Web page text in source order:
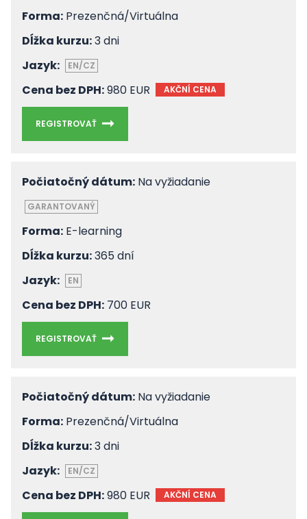
Forma: Prezenčná/Virtuálna
Dĺžka kurzu:3 dni
Jazyk:
EN/CZ
Cena bez DPH:980 EUR AKČNÍ CENA
REGISTROVAŤ
Počiatočný dátum: Na vyžiadanie
GARANTOVANÝ
Forma: E-learning
Dĺžka kurzu:365 dní
Jazyk:
EN
Cena bez DPH: 700 EUR
REGISTROVAŤ
Počiatočný dátum: Na vyžiadanie
Forma: Prezenčná/Virtuálna
Dĺžka kurzu:3 dni
Jazyk:
EN/CZ
Cena bez DPH:980 EUR AKČNÍ CENA